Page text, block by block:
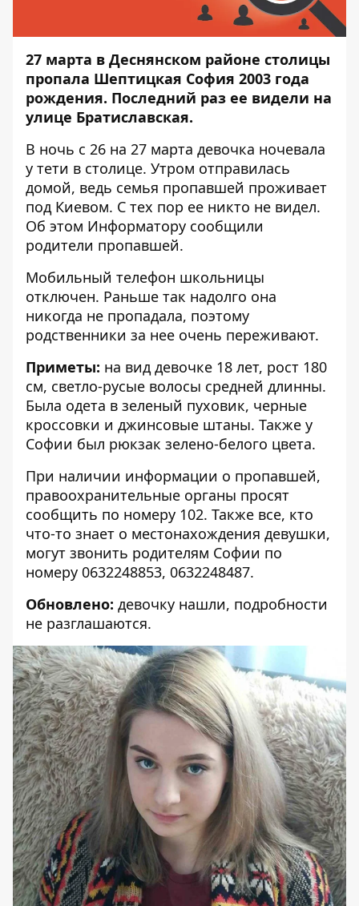
27 марта в Деснянском районе столицы
пропала Шептицкая София 2003 года
рождения. Последний раз ее видели на
улице Братиславская.
В ночь с 26 на 27 марта девочка ночевала
у тети в столице. Утром отправилась
домой, ведь семья пропавшей проживает
под Киевом. С тех пор ее никто не видел.
Об этом Информатору сообщили
родители пропавшей.
Мобильный телефон школьницы
отключен. Раньше так надолго она
никогда не пропадала, поэтому
родственники за нее очень переживают.
Приметы: на вид девочке 18 лет, рост 180
см, светло-русые волосы средней длинны.
Была одета в зеленый пуховик, черные
кроссовки и джинсовые штаны. Также у
Софии был рюкзак зелено-белого цвета.
При наличии информации о пропавшей,
правоохранительные органы просят
сообщить по номеру 102. Также все, кто
что-то знает о местонахождения девушки,
могут звонить родителям Софии по
номеру 0632248853, 0632248487.
Обновлено: девочку нашли, подробности
не разглашаются.